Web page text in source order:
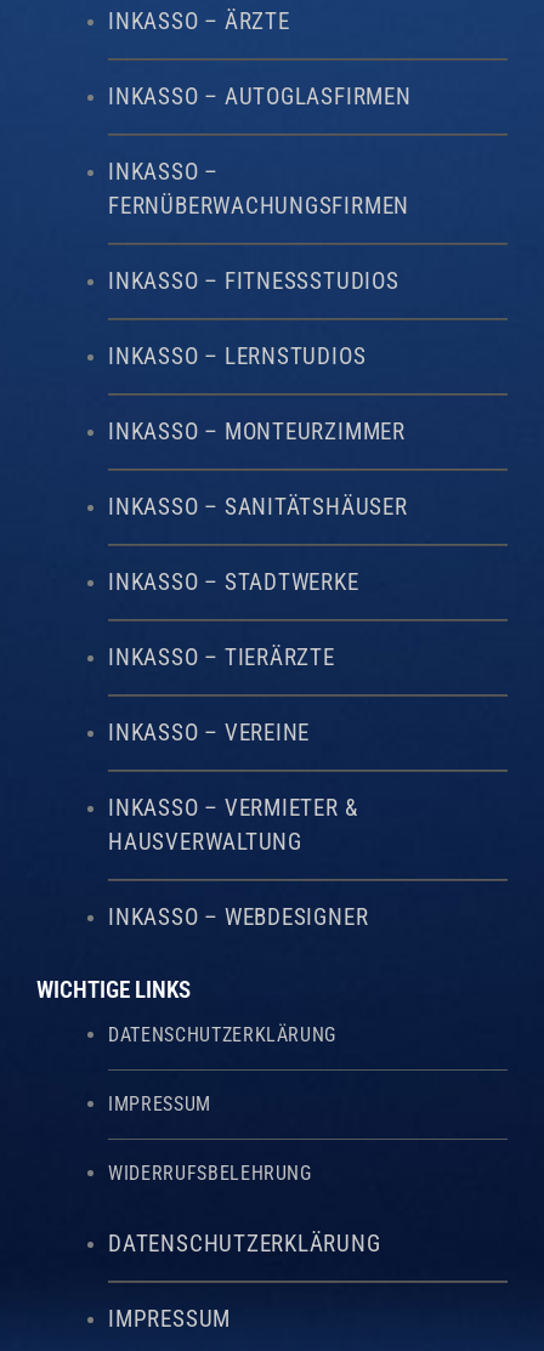
INKASSO – ÄRZTE
INKASSO – AUTOGLASFIRMEN
INKASSO –
FERNÜBERWACHUNGSFIRMEN
INKASSO – FITNESSSTUDIOS
INKASSO – LERNSTUDIOS
INKASSO – MONTEURZIMMER
INKASSO – SANITÄTSHÄUSER
INKASSO – STADTWERKE
INKASSO – TIERÄRZTE
INKASSO – VEREINE
INKASSO – VERMIETER &
HAUSVERWALTUNG
INKASSO – WEBDESIGNER
WICHTIGE LINKS
DATENSCHUTZERKLÄRUNG
IMPRESSUM
WIDERRUFSBELEHRUNG
DATENSCHUTZERKLÄRUNG
IMPRESSUM